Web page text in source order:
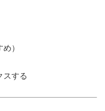
）
スする